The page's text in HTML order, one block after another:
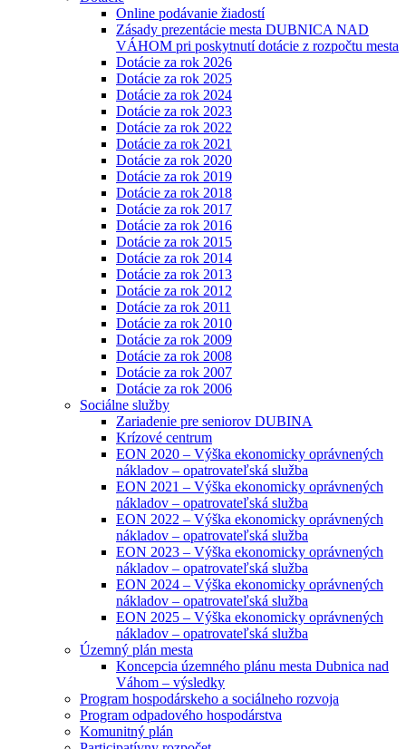
Online podávanie žiadostí
Zásady prezentácie mesta DUBNICA NAD
VÁHOM pri poskytnutí dotácie z rozpočtu mesta
Dotácie za rok 2026
Dotácie za rok 2025
Dotácie za rok 2024
Dotácie za rok 2023
Dotácie za rok 2022
Dotácie za rok 2021
Dotácie za rok 2020
Dotácie za rok 2019
Dotácie za rok 2018
Dotácie za rok 2017
Dotácie za rok 2016
Dotácie za rok 2015
Dotácie za rok 2014
Dotácie za rok 2013
Dotácie za rok 2012
Dotácie za rok 2011
Dotácie za rok 2010
Dotácie za rok 2009
Dotácie za rok 2008
Dotácie za rok 2007
Dotácie za rok 2006
Sociálne služby
Zariadenie pre seniorov DUBINA
Krízové centrum
EON 2020 – Výška ekonomicky oprávnených
nákladov – opatrovateľská služba
EON 2021 – Výška ekonomicky oprávnených
nákladov – opatrovateľská služba
EON 2022 – Výška ekonomicky oprávnených
nákladov – opatrovateľská služba
EON 2023 – Výška ekonomicky oprávnených
nákladov – opatrovateľská služba
EON 2024 – Výška ekonomicky oprávnených
nákladov – opatrovateľská služba
EON 2025 – Výška ekonomicky oprávnených
nákladov – opatrovateľská služba
Územný plán mesta
Koncepcia územného plánu mesta Dubnica nad
Váhom – výsledky
Program hospodárskeho a sociálneho rozvoja
Program odpadového hospodárstva
Komunitný plán